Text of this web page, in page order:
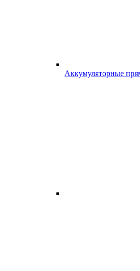
Аккумуляторные